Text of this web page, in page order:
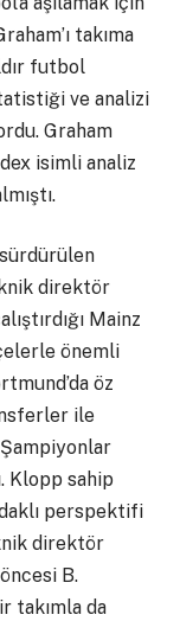
takıma
futbol
ve analizi
Graham
isimli analiz
sürdürülen
direktör
Mainz
önemli
öz
ile
Şampiyonlar
Klopp sahip
perspektifi
direktör
B.
takımla da